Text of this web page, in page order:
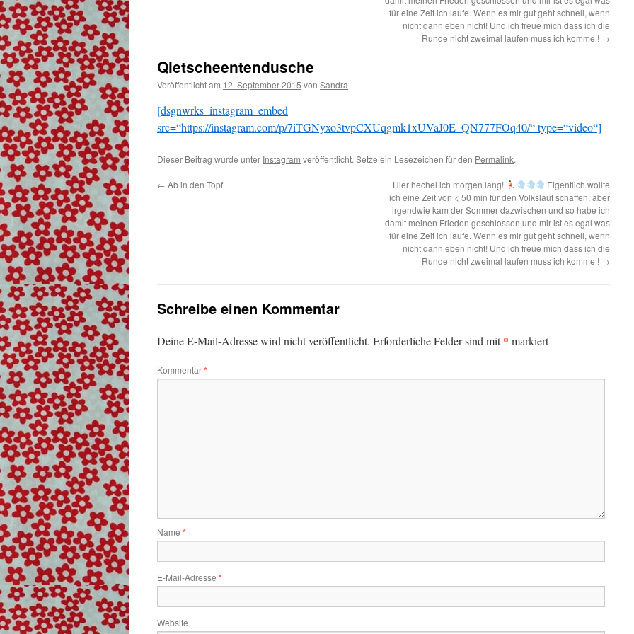
für eine Zeit ich laufe. Wenn es mir gut geht schnell, wenn
nicht dann eben nicht! Und ich freue mich dass ich die
Runde nicht zweimal laufen muss ich komme ! →
Qietscheentendusche
Veröffentlicht am 12. September 2015 von Sandra
[dsgnwrks_instagram_embed
src=“https://instagram.com/p/7iTGNyxo3tvpCXUqgmk1xUVaJ0E_QN777FOq40/“ type=“video“]
Dieser Beitrag wurde unter Instagram veröffentlicht. Setze ein Lesezeichen für den Permalink.
← Ab in den Topf Hier hechel ich morgen lang!
Eigentlich wollte
ich eine Zeit von < 50 min für den Volkslauf schaffen, aber
irgendwie kam der Sommer dazwischen und so habe ich
damit meinen Frieden geschlossen und mir ist es egal was
für eine Zeit ich laufe. Wenn es mir gut geht schnell, wenn
nicht dann eben nicht! Und ich freue mich dass ich die
Runde nicht zweimal laufen muss ich komme ! →
Schreibe einen Kommentar
Deine E-Mail-Adresse wird nicht veröffentlicht. Erforderliche Felder sind mit* markiert
Kommentar*
Name *
E-Mail-Adresse *
Website